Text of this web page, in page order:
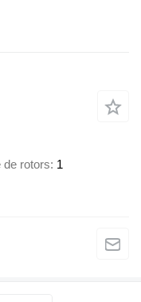
de rotors 1